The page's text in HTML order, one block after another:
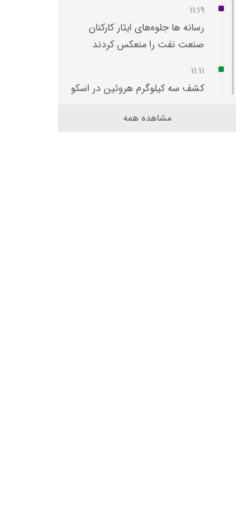
11:19
رسانه‌ ها جلوه‌های ایثار کارکنان
صنعت نفت را منعکس کردند
11:11
کشف سه کیلوگرم هروئین در اسکو
مشاهده همه